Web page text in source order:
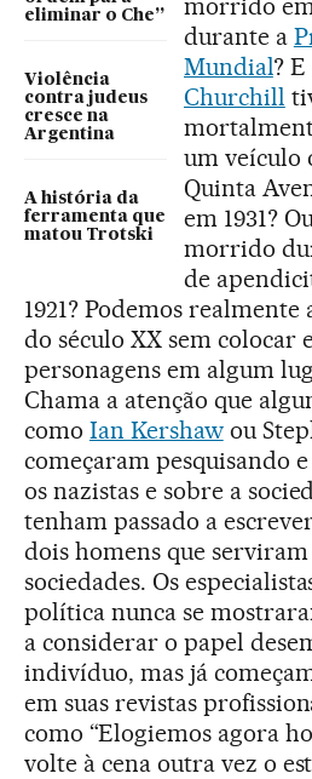
eliminar o Che”
Violência
contra judeus
cresce na
Argentina
A história da
ferramenta que
matou Trotski
morrido
durante a
Mundial? E
Churchill
um veículo
Quinta
em 1931?
morrido
de
1921? Podemos
do século XX sem colocar
personagens em algum
Chama a atenção que
como Ian Kershawou
começaram pesquisando
os nazistas e sobre a
tenham passado a
dois homens que serviram
sociedades. Os
política nunca se
a considerar o papel
indivíduo, mas já
em suas revistas
como “Elogiemos agora
volte à cena outra vez o